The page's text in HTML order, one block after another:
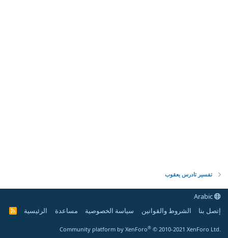
تفسير تادرس يعقوب
إتصل بنا
الشروط والقوانين سياسة الخصوصية مساعدة الرئيسية
R
Community platform by XenForo® © 2010-2021 XenForo Ltd.